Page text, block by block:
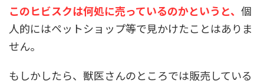
このヒビスクは何処に売っているのかというと、 個
人的にはペットショップ等で見かけたことはありま
せん。
もしかしたら、獣医さんのところでは販売している